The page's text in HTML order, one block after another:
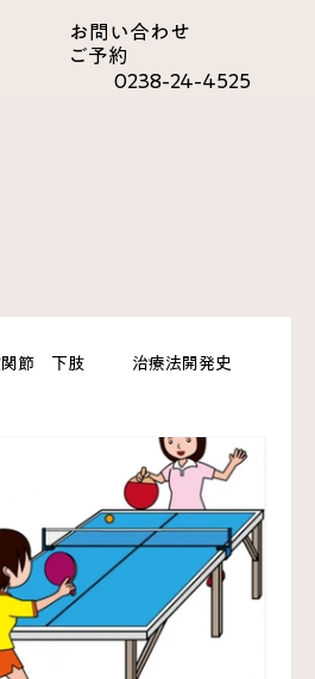
お問い合わ​せ
ご予約
0238-24-4525
節 下肢 治療法開発史
背中 胸 わき腹